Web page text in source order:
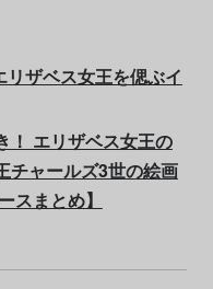
ザベス女王を偲ぶイ
！ エリザベス女王の
チャールズ3世の絵画
スまとめ】